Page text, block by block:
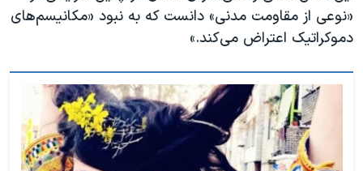
«نوعی از مقاومت مدنی» دانست که به نبود «مکانیسم‌های
دموکراتیک اعتراض می‌کند.»